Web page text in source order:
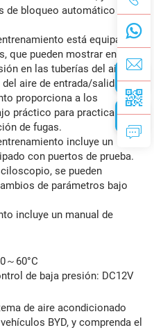
bloqueo automático para
está equipado
que pueden mostrar en
en las tuberías del aire
aire de entrada/salida.
proporciona a los
práctico para practicar la
de fugas.
incluye un
con puertos de prueba.
se pueden
de parámetros bajo
incluye un manual de
～60°C
de baja presión: DC12V
de aire acondicionado
BYD, y comprenda el